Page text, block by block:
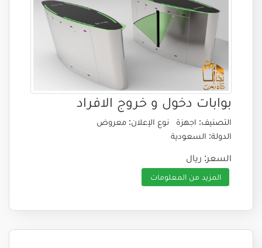
بوابات دخول و خروج الافراد
التصنيف: اجهزة
نوع الإعلان: معروض
الدولة: السعودية
السعر: ريال
المزيد من المعلومات